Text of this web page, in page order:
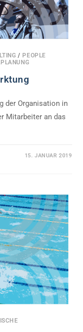
/ PEOPLE
der Organisation in
Mitarbeiter an das
15. JANUAR 2019